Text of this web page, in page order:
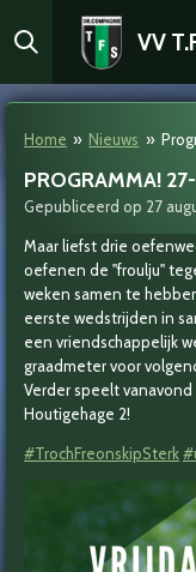
direct
de
VV
Home » Nieuws »
PROGRAMMA!
Gepubliceerd op 27
Maar liefst drie
oefenen de "froulju"
weken samen te
eerste wedstrijden in
een vriendschappelijk
graadmeter voor
Verder speelt
Houtigehage 2!
#TrochFreonskipSterk